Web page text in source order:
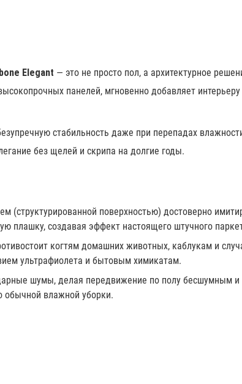
Elegant — это не просто пол, а архитектурное
панелей, мгновенно добавляет интерьеру
стабильность даже при перепадах
без щелей и скрипа на долгие годы.
(структурированной поверхностью) достоверно
плашку, создавая эффект настоящего штучного
когтям домашних животных, каблукам и
ультрафиолета и бытовым химикатам.
шумы, делая передвижение по полу бесшумным
обычной влажной уборки.